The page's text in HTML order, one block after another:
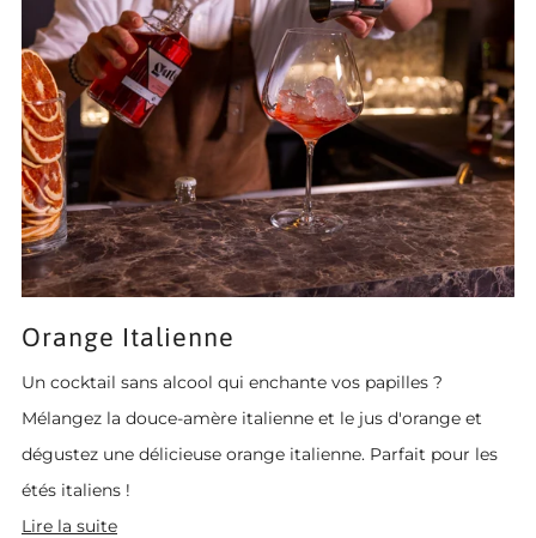
Orange Italienne
Un cocktail sans alcool qui enchante vos papilles ?
Mélangez la douce-amère italienne et le jus d'orange et
dégustez une délicieuse orange italienne. Parfait pour les
étés italiens !
Lire la suite